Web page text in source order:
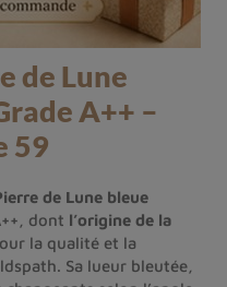
de Lune
A++ –
59
de Lune bleue
, dont l’origine de la
la qualité et la
Sa lueur bleutée,